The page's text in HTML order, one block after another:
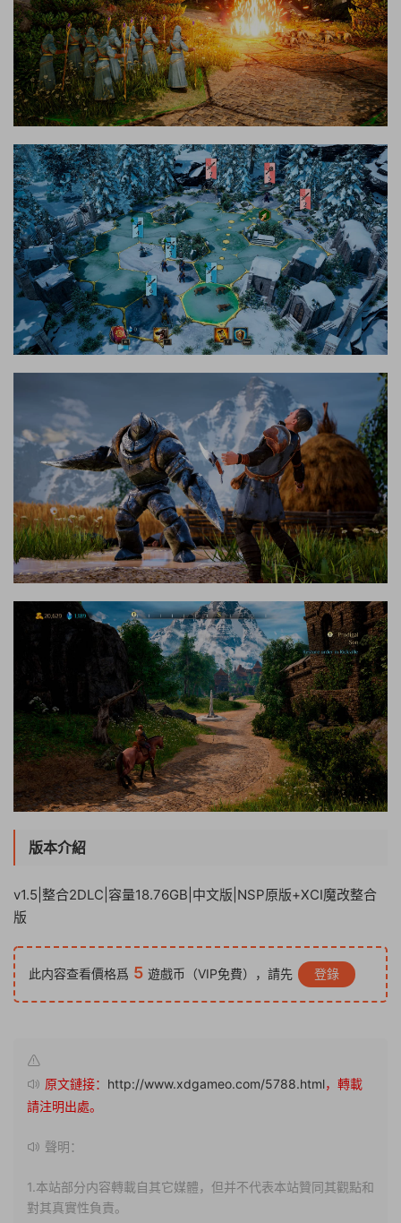
版本介紹
v1.5|整合2DLC|容量18.76GB|中文版|NSP原版+XCI魔改整合
版
此内容查看價格爲 5 遊戲币（VIP免費），請先 登錄
原文鏈接： http://www.xdgameo.com/5788.html，轉載
請注明出處。
聲明：
1.本站部分内容轉載自其它媒體，但并不代表本站贊同其觀點和
對其真實性負責。